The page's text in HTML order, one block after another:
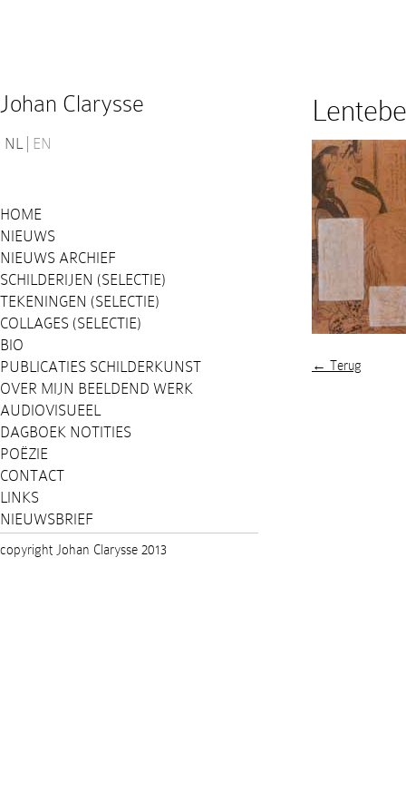
Johan Clarysse
NL EN
HOME
NIEUWS
NIEUWS ARCHIEF
SCHILDERIJEN (SELECTIE)
TEKENINGEN (SELECTIE)
COLLAGES (SELECTIE)
BIO
PUBLICATIES SCHILDERKUNST
OVER MIJN BEELDEND WERK
AUDIOVISUEEL
DAGBOEK NOTITIES
POËZIE
CONTACT
LINKS
NIEUWSBRIEF
← Terug
copyright Johan Clarysse 2013